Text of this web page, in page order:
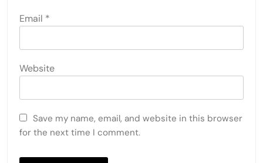
Email *
Website
Save my name, email, and website in this browser
for the next time I comment.